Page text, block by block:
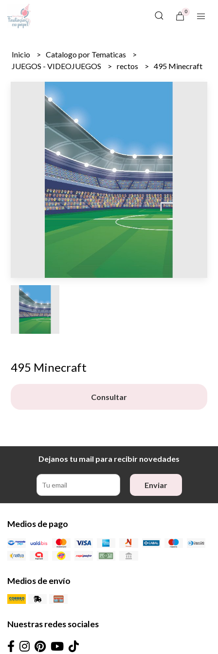
0
Inicio
Catalogo por Tematicas
JUEGOS - VIDEOJUEGOS
rectos 495 Minecraft
495 Minecraft
Consultar
Dejanos tu mail para recibir novedades
Enviar
Medios de pago
Medios de envío
Nuestras redes sociales